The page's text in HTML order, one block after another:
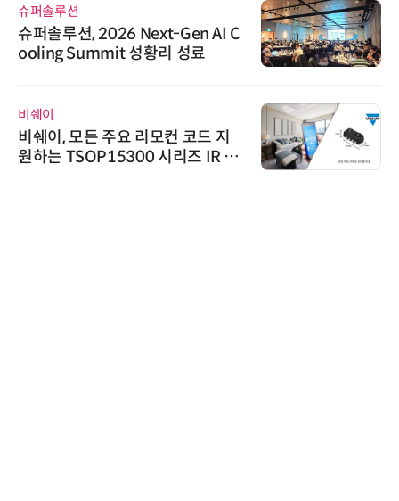
슈퍼솔루션
슈퍼솔루션, 2026 Next-Gen AI C
ooling Summit 성황리 성료
비쉐이
비쉐이, 모든 주요 리모컨 코드 지
원하는 TSOP15300 시리즈 IR 수